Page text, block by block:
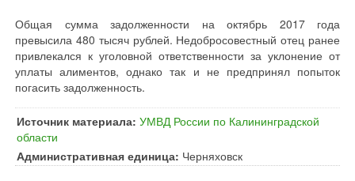
Общая сумма задолженности на октябрь 2017 года
превысила 480 тысяч рублей. Недобросовестный отец ранее
привлекался к уголовной ответственности за уклонение от
уплаты алиментов, однако так и не предпринял попыток
погасить задолженность.
Источник материала: УМВД России по Калининградской
области
Административная единица: Черняховск